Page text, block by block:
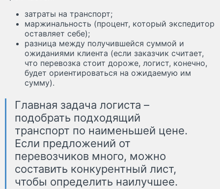
затраты на транспорт;
маржинальность (процент, который экспедитор
оставляет себе);
разница между получившейся суммой и
ожиданиями клиента (если заказчик считает,
что перевозка стоит дороже, логист, конечно,
будет ориентироваться на ожидаемую им
сумму).
Главная задача логиста –
подобрать подходящий
транспорт по наименьшей цене.
Если предложений от
перевозчиков много, можно
составить конкурентный лист,
чтобы определить наилучшее.